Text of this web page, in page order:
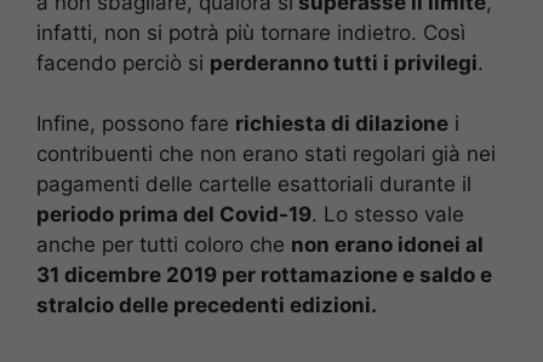
infatti, non si potrà più tornare indietro. Così
facendo perciò si perderanno tutti i privilegi.
Infine, possono fare richiesta di dilazione i
contribuenti che non erano stati regolari già nei
pagamenti delle cartelle esattoriali durante il
periodo prima del Covid-19. Lo stesso vale
anche per tutti coloro che non erano idonei al
31 dicembre 2019 per rottamazione e saldo e
stralcio delle precedenti edizioni.